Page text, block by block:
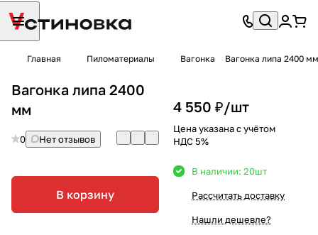
Главная Пиломатериалы Вагонка Вагонка липа 2400 мм
Вагонка липа 2400
мм
0 Нет отзывов
В корзину
4 550 ₽/шт
Цена указана с учётом
НДС 5%
В наличии: 20шт
Рассчитать доставку
Нашли дешевле?